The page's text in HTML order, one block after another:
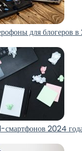
для блогеров
2024